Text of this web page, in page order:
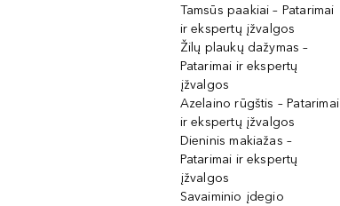
Tamsūs paakiai – Patarimai
ir ekspertų įžvalgos
Žilų plaukų dažymas –
Patarimai ir ekspertų
įžvalgos
Azelaino rūgštis – Patarimai
ir ekspertų įžvalgos
Dieninis makiažas –
Patarimai ir ekspertų
įžvalgos
Savaiminio įdegio